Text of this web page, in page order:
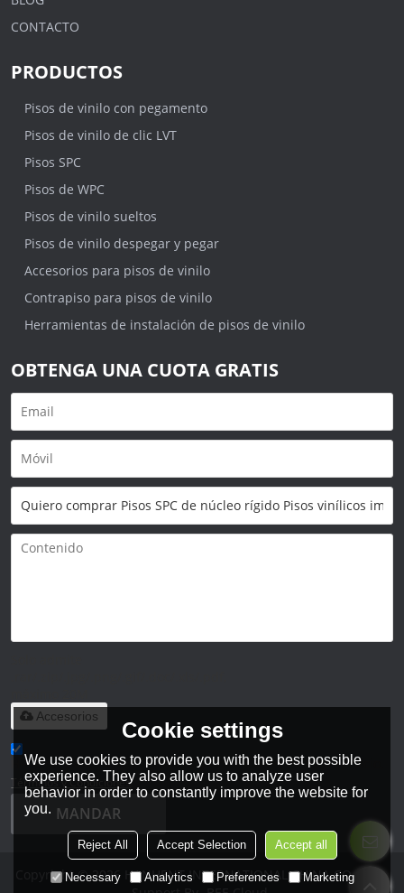
CONTACTO
PRODUCTOS
Pisos de vinilo con pegamento
Pisos de vinilo de clic LVT
Pisos SPC
Pisos de WPC
Pisos de vinilo sueltos
Pisos de vinilo despegar y pegar
Accesorios para pisos de vinilo
Contrapiso para pisos de vinilo
Herramientas de instalación de pisos de vinilo
OBTENGA UNA CUOTA GRATIS
Accesorios
He leido y acepto los Términos y Condiciones de este servicio,
Términos y Condiciones
MANDAR
Copyright © 2026 HANHENT INTERNATIONAL CHINA CO., LTD.
Cookie settings
We use cookies to provide you with the best possible
experience. They also allow us to analyze user
behavior in order to constantly improve the website for
you.
Reject All Accept Selection Accept all
Necessary Analytics Preferences Marketing